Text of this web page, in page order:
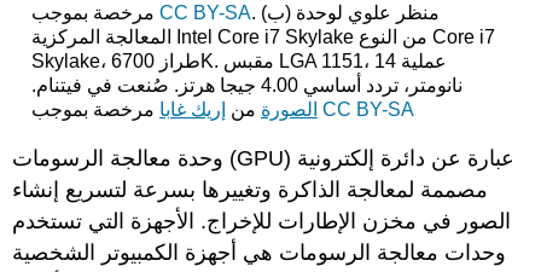
CC BY-SA. (ب) منظر علوي لوحدة
المعالجة المركزية Intel Core i7 Skylake من النوع Core i7
Skylake، طراز 6700K. مقبس LGA 1151، عملية 14
نانومتر، تردد أساسي 4.00 جيجا هرتز. صُنعت في فيتنام.
الصورة من إريك غابا CC BY-SA
وحدة معالجة الرسومات (GPU) عبارة عن دائرة إلكترونية
مصممة لمعالجة الذاكرة وتغييرها بسرعة لتسريع إنشاء
الصور في مخزن الإطارات للإخراج. الأجهزة التي تستخدم
وحدات معالجة الرسومات هي أجهزة الكمبيوتر الشخصية